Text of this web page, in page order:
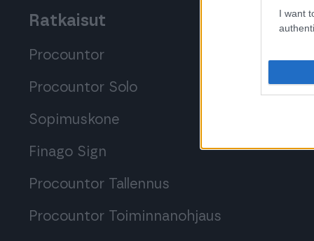
I want
Ratkaisut
Procountor
Procountor Solo
Sopimuskone
Finago Sign
Procountor Tallennus
Procountor Toiminnanohjaus
Kokeile